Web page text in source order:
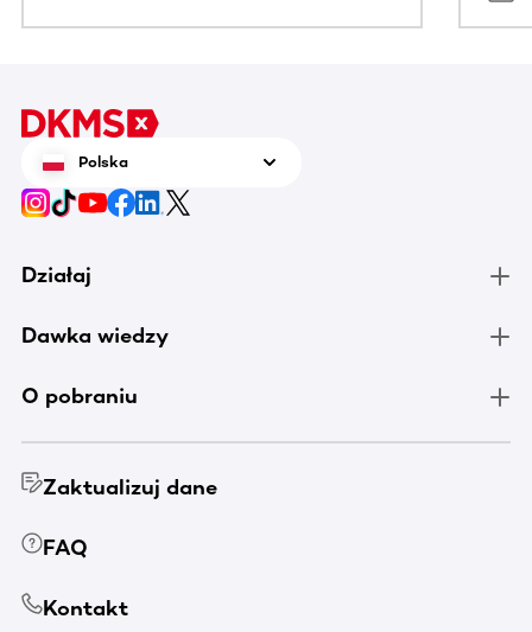
Polska
Działaj
Dawka wiedzy
O pobraniu
Zaktualizuj dane
FAQ
Kontakt